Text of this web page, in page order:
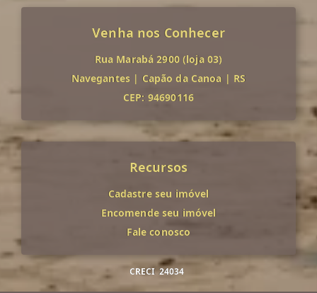
Venha nos Conhecer
Rua Marabá 2900 (loja 03)
Navegantes | Capão da Canoa | RS
CEP: 94690116
Recursos
Cadastre seu imóvel
Encomende seu imóvel
Fale conosco
CRECI 24034